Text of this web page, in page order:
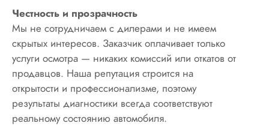
Честность и прозрачность
Мы не сотрудничаем с дилерами и не имеем
скрытых интересов. Заказчик оплачивает только
услуги осмотра — никаких комиссий или откатов от
продавцов. Наша репутация строится на
открытости и профессионализме, поэтому
результаты диагностики всегда соответствуют
реальному состоянию автомобиля.